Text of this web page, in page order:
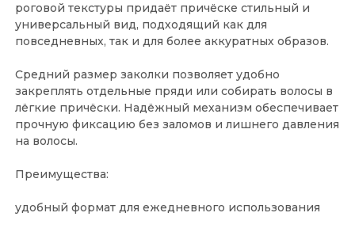
роговой текстуры придаёт причёске стильный и
универсальный вид, подходящий как для
повседневных, так и для более аккуратных образов.
Средний размер заколки позволяет удобно
закреплять отдельные пряди или собирать волосы в
лёгкие причёски. Надёжный механизм обеспечивает
прочную фиксацию без заломов и лишнего давления
на волосы.
Преимущества:
удобный формат для ежедневного использования